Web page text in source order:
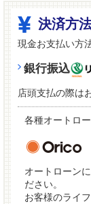
決済方
現金お支払い方
銀行振込
店頭支払の際は
各種オートロ
オートローン
ださい。
お客様のライ